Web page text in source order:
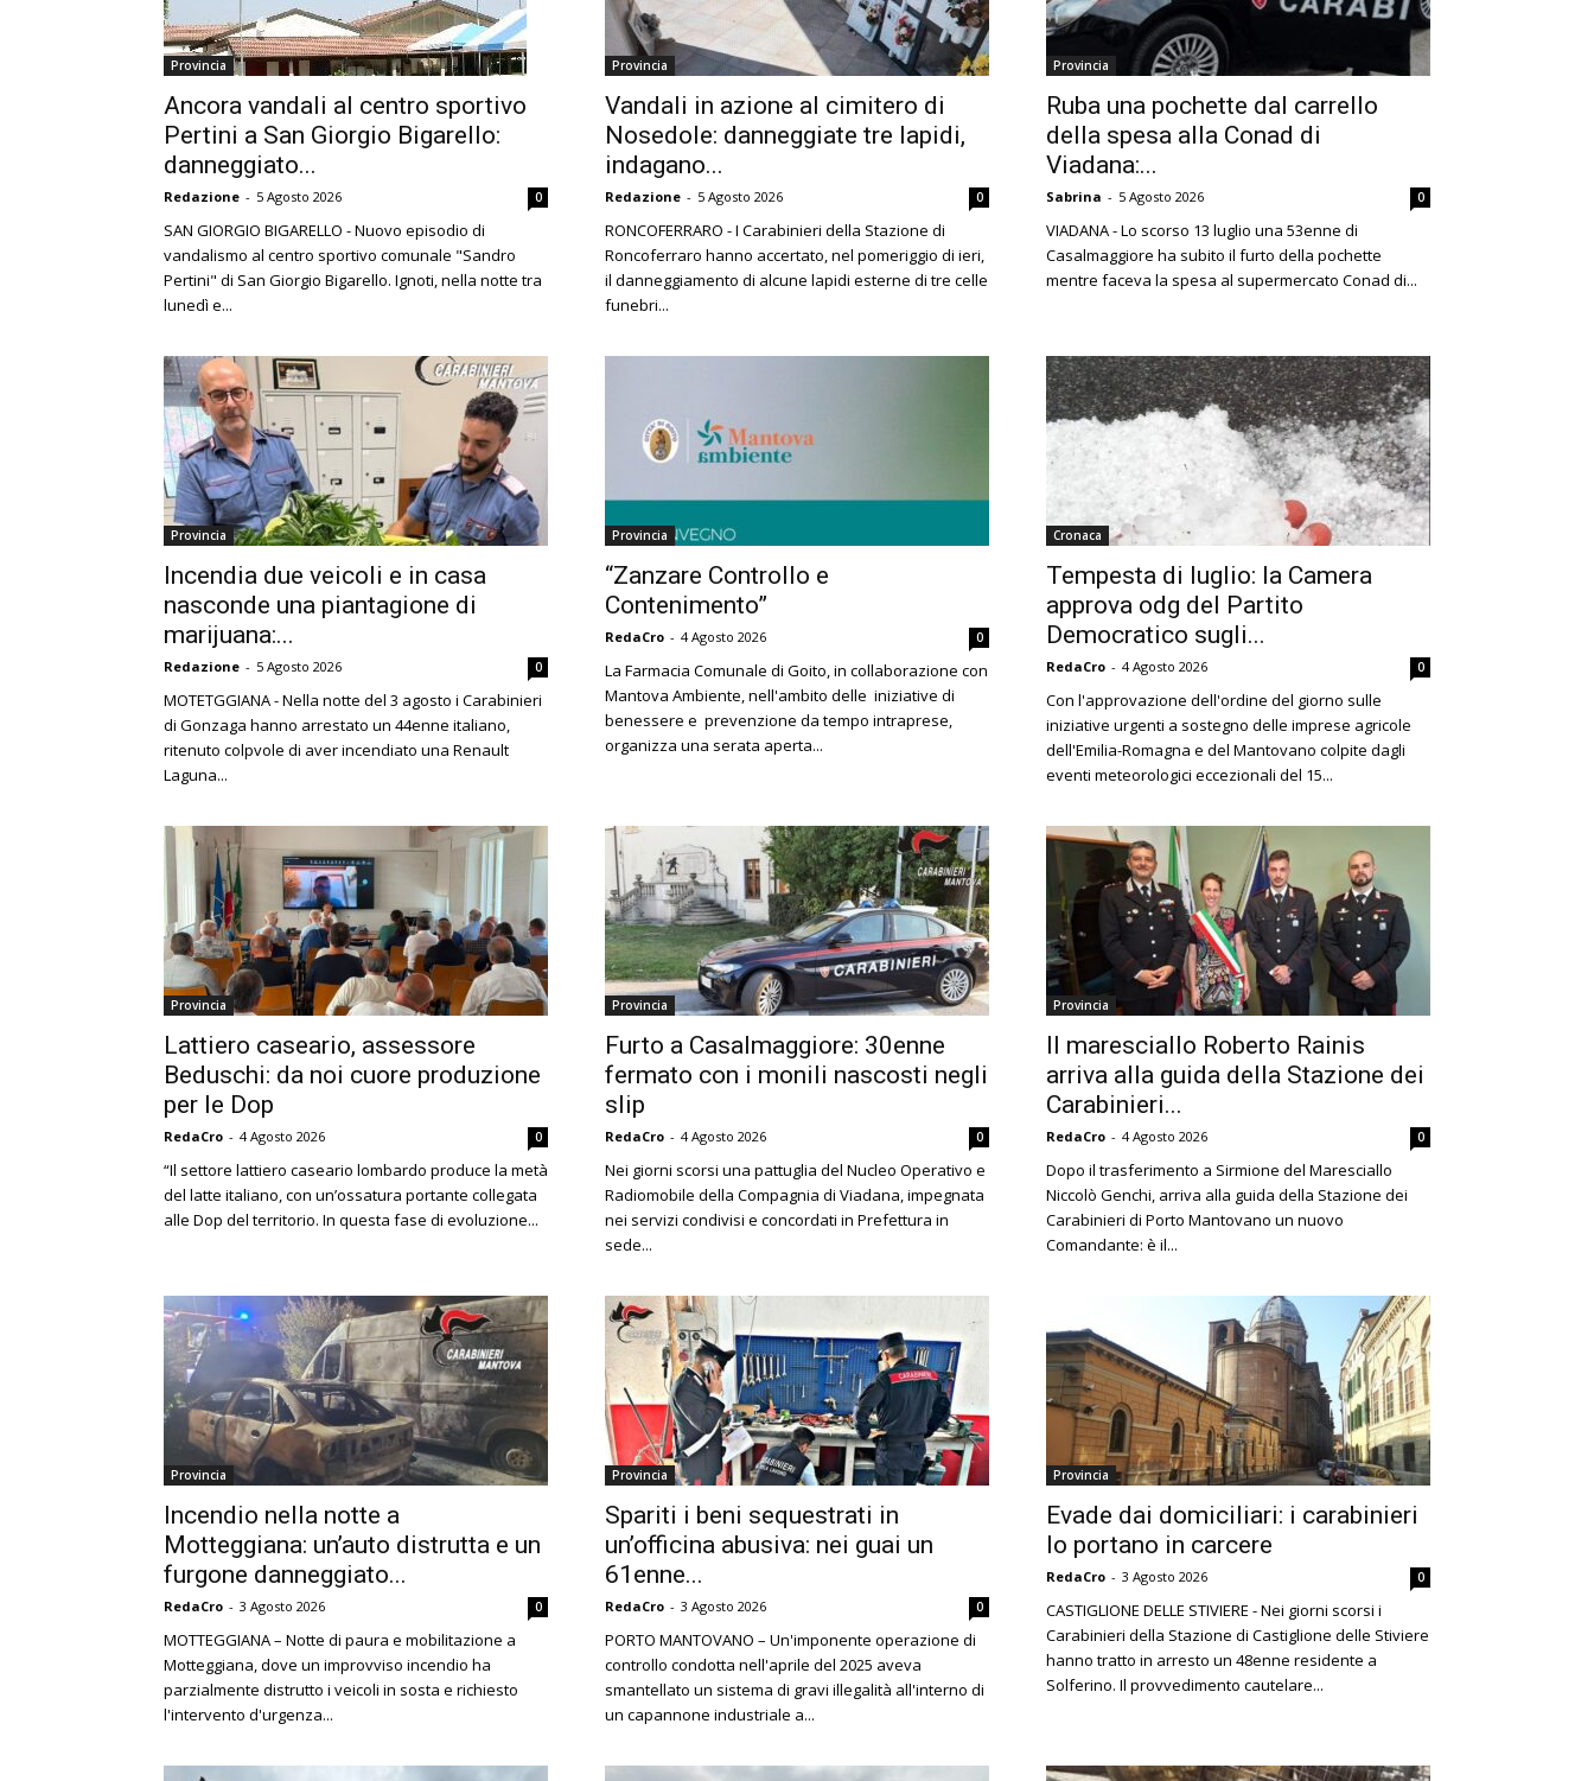
Provincia
Ancora vandali al centro sportivo
Pertini a San Giorgio Bigarello:
danneggiato...
Redazione - 5 Agosto 2026 0
SAN GIORGIO BIGARELLO - Nuovo episodio di
vandalismo al centro sportivo comunale "Sandro
Pertini" di San Giorgio Bigarello. Ignoti, nella notte tra
lunedì e...
Provincia
Vandali in azione al cimitero di
Nosedole: danneggiate tre lapidi,
indagano...
Redazione - 5 Agosto 2026 0
RONCOFERRARO - I Carabinieri della Stazione di
Roncoferraro hanno accertato, nel pomeriggio di ieri,
il danneggiamento di alcune lapidi esterne di tre celle
funebri...
Provincia
Ruba una pochette dal carrello
della spesa alla Conad di
Viadana:...
Sabrina - 5 Agosto 2026 0
VIADANA - Lo scorso 13 luglio una 53enne di
Casalmaggiore ha subito il furto della pochette
mentre faceva la spesa al supermercato Conad di...
Provincia
Incendia due veicoli e in casa
nasconde una piantagione di
marijuana:...
Redazione - 5 Agosto 2026 0
MOTETGGIANA - Nella notte del 3 agosto i Carabinieri
di Gonzaga hanno arrestato un 44enne italiano,
ritenuto colpvole di aver incendiato una Renault
Laguna...
Provincia
“Zanzare Controllo e
Contenimento”
RedaCro - 4 Agosto 2026 0
La Farmacia Comunale di Goito, in collaborazione con
Mantova Ambiente, nell'ambito delle iniziative di
benessere e prevenzione da tempo intraprese,
organizza una serata aperta...
Cronaca
Tempesta di luglio: la Camera
approva odg del Partito
Democratico sugli...
RedaCro - 4 Agosto 2026 0
Con l'approvazione dell'ordine del giorno sulle
iniziative urgenti a sostegno delle imprese agricole
dell'Emilia-Romagna e del Mantovano colpite dagli
eventi meteorologici eccezionali del 15...
Provincia
Lattiero caseario, assessore
Beduschi: da noi cuore produzione
per le Dop
RedaCro - 4 Agosto 2026 0
“Il settore lattiero caseario lombardo produce la metà
del latte italiano, con un’ossatura portante collegata
alle Dop del territorio. In questa fase di evoluzione...
Provincia
Furto a Casalmaggiore: 30enne
fermato con i monili nascosti negli
slip
RedaCro - 4 Agosto 2026 0
Nei giorni scorsi una pattuglia del Nucleo Operativo e
Radiomobile della Compagnia di Viadana, impegnata
nei servizi condivisi e concordati in Prefettura in
sede...
Provincia
Il maresciallo Roberto Rainis
arriva alla guida della Stazione dei
Carabinieri...
RedaCro - 4 Agosto 2026 0
Dopo il trasferimento a Sirmione del Maresciallo
Niccolò Genchi, arriva alla guida della Stazione dei
Carabinieri di Porto Mantovano un nuovo
Comandante: è il...
Provincia
Incendio nella notte a
Motteggiana: un’auto distrutta e un
furgone danneggiato...
RedaCro - 3 Agosto 2026 0
MOTTEGGIANA – Notte di paura e mobilitazione a
Motteggiana, dove un improvviso incendio ha
parzialmente distrutto i veicoli in sosta e richiesto
l'intervento d'urgenza...
Provincia
Spariti i beni sequestrati in
un’officina abusiva: nei guai un
61enne...
RedaCro - 3 Agosto 2026 0
PORTO MANTOVANO – Un'imponente operazione di
controllo condotta nell'aprile del 2025 aveva
smantellato un sistema di gravi illegalità all'interno di
un capannone industriale a...
Provincia
Evade dai domiciliari: i carabinieri
lo portano in carcere
RedaCro - 3 Agosto 2026 0
CASTIGLIONE DELLE STIVIERE - Nei giorni scorsi i
Carabinieri della Stazione di Castiglione delle Stiviere
hanno tratto in arresto un 48enne residente a
Solferino. Il provvedimento cautelare...